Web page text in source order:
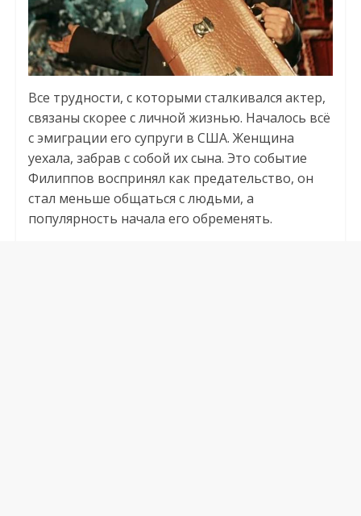
Все трудности, с которыми сталкивался актер,
связаны скорее с личной жизнью. Началось всё
с эмиграции его супруги в США. Женщина
уехала, забрав с собой их сына. Это событие
Филиппов воспринял как предательство, он
стал меньше общаться с людьми, а
популярность начала его обременять.